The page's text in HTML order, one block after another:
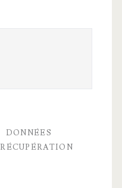
DONNÉES
RÉCUPÉRATION